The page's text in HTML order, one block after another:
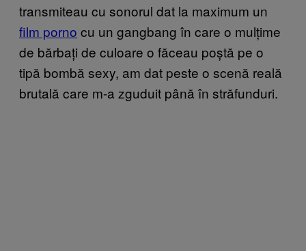
transmiteau cu sonorul dat la maximum un
film porno cu un gangbang în care o mulțime
de bărbați de culoare o făceau poștă pe o
tipă bombă sexy, am dat peste o scenă reală
brutală care m-a zguduit până în străfunduri.